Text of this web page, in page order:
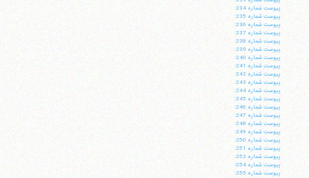
پيوست شماره 234:
پيوست شماره 235:
پيوست شماره 236:
پيوست شماره 237:
پيوست شماره 238:
پيوست شماره 239:
پيوست شماره 240:
پيوست شماره 241:
پيوست شماره 242:
پيوست شماره 243:
پيوست شماره 244:
پيوست شماره 245:
پيوست شماره 246:
پيوست شماره 247:
پيوست شماره 248:
پيوست شماره 249:
پيوست شماره 250:
پيوست شماره 251:
پيوست شماره 252:
پيوست شماره 254:
پيوست شماره 255: